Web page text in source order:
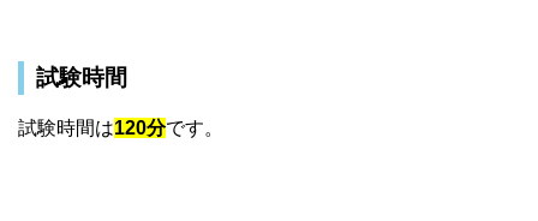
試験時間
試験時間は120分です。